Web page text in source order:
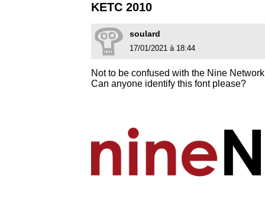
KETC 2010
soulard
17/01/2021 à 18:44
Not to be confused with the Nine
Can anyone identify this font please?